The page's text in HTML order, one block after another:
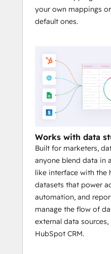
your own mappings
default ones.
Works with data
Built for marketers,
anyone blend data in
like interface with the
datasets that power
automation, and
manage the flow of
external data
HubSpot CRM.